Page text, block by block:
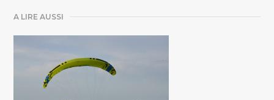
A LIRE AUSSI